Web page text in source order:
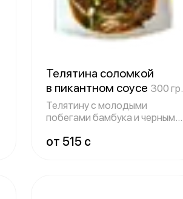
Телятина соломкой
в пикантном соусе 300 гр.
Телятину с молодыми
побегами бамбука и черными
от 515 c